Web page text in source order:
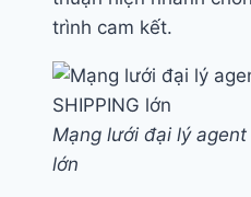
trình cam kết.
Mạng lưới đại lý agent
lớn